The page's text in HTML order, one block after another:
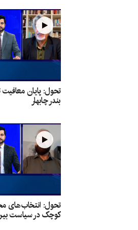
تحول: پایان معافیت
بندر چابهار
تحول: انتخاب‌های
کوچک در سیاست